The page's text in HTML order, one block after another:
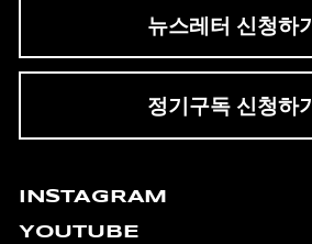
뉴스레터 신청하기
정기구독 신청하기
INSTAGRAM
YOUTUBE